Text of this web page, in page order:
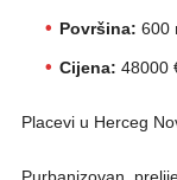
Površina: 600
Cijena: 48000
Placevi u Herceg